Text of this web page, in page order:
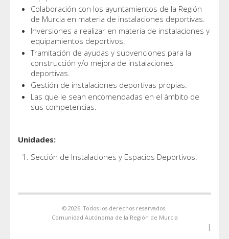
Colaboración con los ayuntamientos de la Región
de Murcia en materia de instalaciones deportivas.
Inversiones a realizar en materia de instalaciones y
equipamientos deportivos.
Tramitación de ayudas y subvenciones para la
construcción y/o mejora de instalaciones
deportivas.
Gestión de instalaciones deportivas propias.
Las que le sean encomendadas en el ámbito de
sus competencias.
Unidades:
Sección de Instalaciones y Espacios Deportivos.
© 2026. Todos los derechos reservados.
Comunidad Autónoma de la Región de Murcia
|